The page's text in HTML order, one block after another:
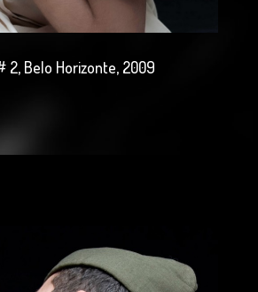
2, Belo Horizonte, 2009